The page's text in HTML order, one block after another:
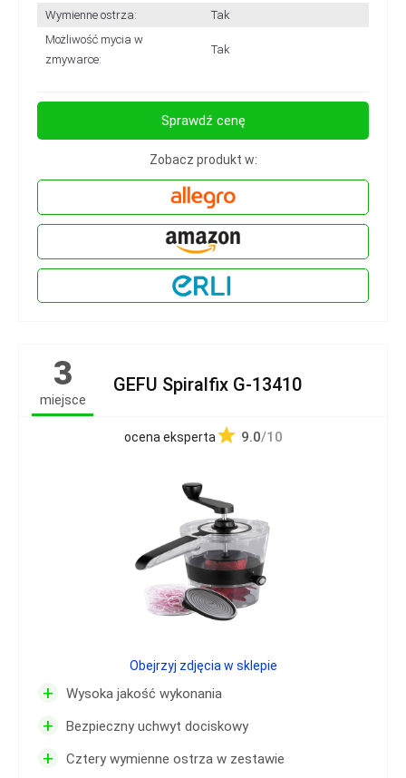
Wymienne ostrza:
Tak
Możliwość mycia w
zmywarce:
Tak
Sprawdź cenę
Zobacz produkt w:
3
miejsce
GEFU Spiralfix G-13410
ocena eksperta 9.0/10
+ Wysoka jakość wykonania
+ Bezpieczny uchwyt dociskowy
+ Cztery wymienne ostrza w zestawie
Obejrzyj zdjęcia w sklepie